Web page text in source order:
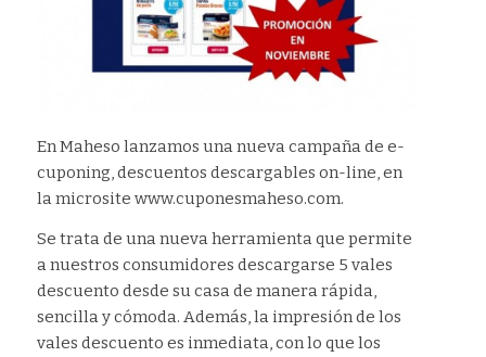
En Maheso lanzamos una nueva campaña de e-
cuponing, descuentos descargables on-line, en
la microsite www.cuponesmaheso.com.
Se trata de una nueva herramienta que permite
a nuestros consumidores descargarse 5 vales
descuento desde su casa de manera rápida,
sencilla y cómoda. Además, la impresión de los
vales descuento es inmediata, con lo que los